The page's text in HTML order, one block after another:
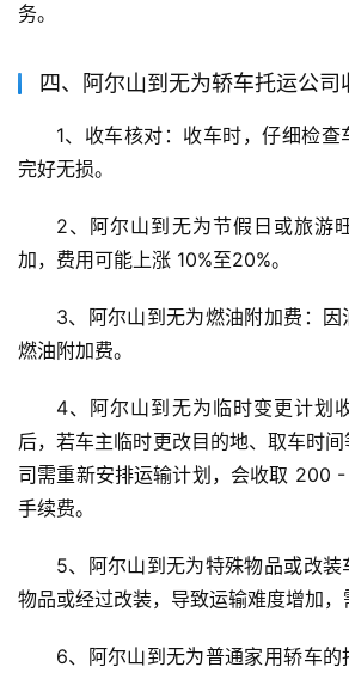
务。
四、阿尔山到无为轿车托运公司
1、收车核对：收车时，仔细检
完好无损。
2、阿尔山到无为节假日或旅游
加，费用可能上涨 10%至20%。
3、阿尔山到无为燃油附加费：因
燃油附加费。
4、阿尔山到无为临时变更计划
后，若车主临时更改目的地、取车时
司需重新安排运输计划，会收取 200
手续费。
5、阿尔山到无为特殊物品或改
物品或经过改装，导致运输难度增加，
6、阿尔山到无为普通家用轿车的